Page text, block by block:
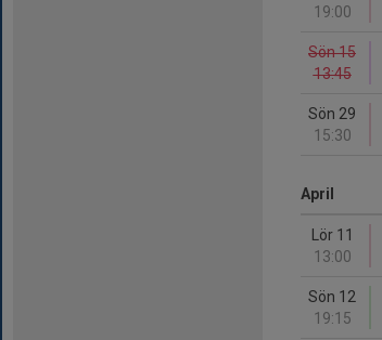
19:00
Sön 15
13:45
Sön 29
15:30
April
Lör 11
13:00
Sön 12
19:15